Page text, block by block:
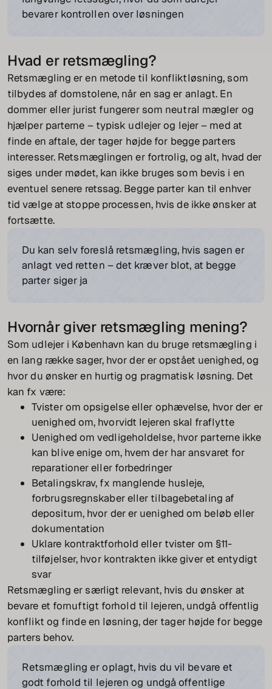
bevarer kontrollen over løsningen
Hvad er retsmægling?
Retsmægling er en metode til konfliktløsning, som
tilbydes af domstolene, når en sag er anlagt. En
dommer eller jurist fungerer som neutral mægler og
hjælper parterne – typisk udlejer og lejer – med at
finde en aftale, der tager højde for begge parters
interesser. Retsmæglingen er fortrolig, og alt, hvad der
siges under mødet, kan ikke bruges som bevis i en
eventuel senere retssag. Begge parter kan til enhver
tid vælge at stoppe processen, hvis de ikke ønsker at
fortsætte.
Du kan selv foreslå retsmægling, hvis sagen er
anlagt ved retten – det kræver blot, at begge
parter siger ja
Hvornår giver retsmægling mening?
Som udlejer i København kan du bruge retsmægling i
en lang række sager, hvor der er opstået uenighed, og
hvor du ønsker en hurtig og pragmatisk løsning. Det
kan fx være:
Tvister om opsigelse eller ophævelse, hvor der er
uenighed om, hvorvidt lejeren skal fraflytte
Uenighed om vedligeholdelse, hvor parterne ikke
kan blive enige om, hvem der har ansvaret for
reparationer eller forbedringer
Betalingskrav, fx manglende husleje,
forbrugsregnskaber eller tilbagebetaling af
depositum, hvor der er uenighed om beløb eller
dokumentation
Uklare kontraktforhold eller tvister om §11-
tilføjelser, hvor kontrakten ikke giver et entydigt
svar
Retsmægling er særligt relevant, hvis du ønsker at
bevare et fornuftigt forhold til lejeren, undgå offentlig
konflikt og finde en løsning, der tager højde for begge
parters behov.
Retsmægling er oplagt, hvis du vil bevare et
godt forhold til lejeren og undgå offentlige